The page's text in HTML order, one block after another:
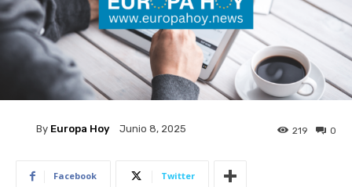
By Europa Hoy Junio 8, 2025 0
219
Facebook Twitter